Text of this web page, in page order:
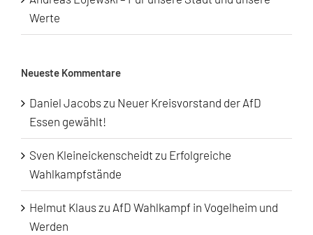
Werte
Neueste Kommentare
Daniel Jacobszu Neuer Kreisvorstand der AfD
Essen gewählt!
Sven Kleineickenscheidt zu Erfolgreiche
Wahlkampfstände
Helmut Klauszu AfD Wahlkampf in Vogelheim und
Werden